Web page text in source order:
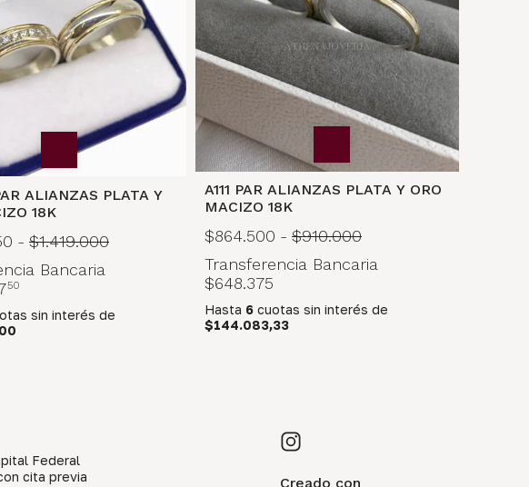
ALIANZAS PLATA Y
18K
- $1.419.000
Bancaria
50
sin interés de
A111 PAR ALIANZAS PLATA Y ORO
MACIZO 18K
$864.500 - $910.000
Transferencia Bancaria
$648.375
Hasta 6 cuotas sin interés de
$144.083,33
Federal
cita previa
Creado con